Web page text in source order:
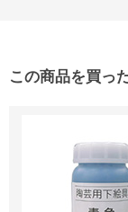
この商品を買っ